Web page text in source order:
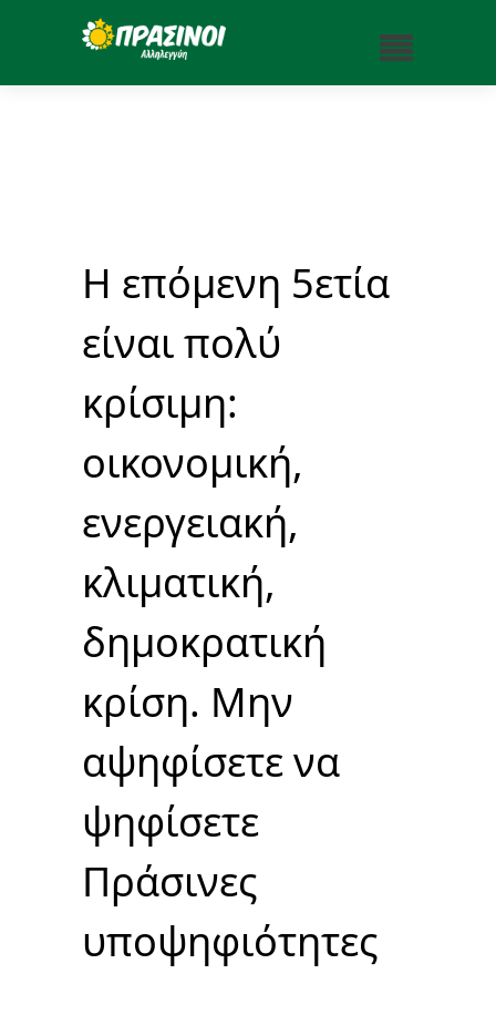
Η επόμενη 5ετία
είναι πολύ
κρίσιμη:
οικονομική,
ενεργειακή,
κλιματική,
δημοκρατική
κρίση. Μην
αψηφίσετε να
ψηφίσετε
Πράσινες
υποψηφιότητες